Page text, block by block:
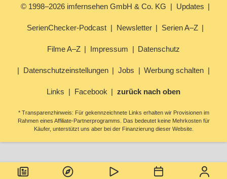
© 1998–2026 imfernsehen GmbH & Co. KG Updates
SerienChecker-Podcast Newsletter Serien A–Z
Filme A–Z Impressum Datenschutz
Datenschutzeinstellungen Jobs Werbung schalten
Links Facebook zurück nach oben
* Transparenzhinweis: Für gekennzeichnete Links erhalten wir Provisionen im
Rahmen eines Affiliate-Partnerprogramms. Das bedeutet keine Mehrkosten für
Käufer, unterstützt uns aber bei der Finanzierung dieser Website.